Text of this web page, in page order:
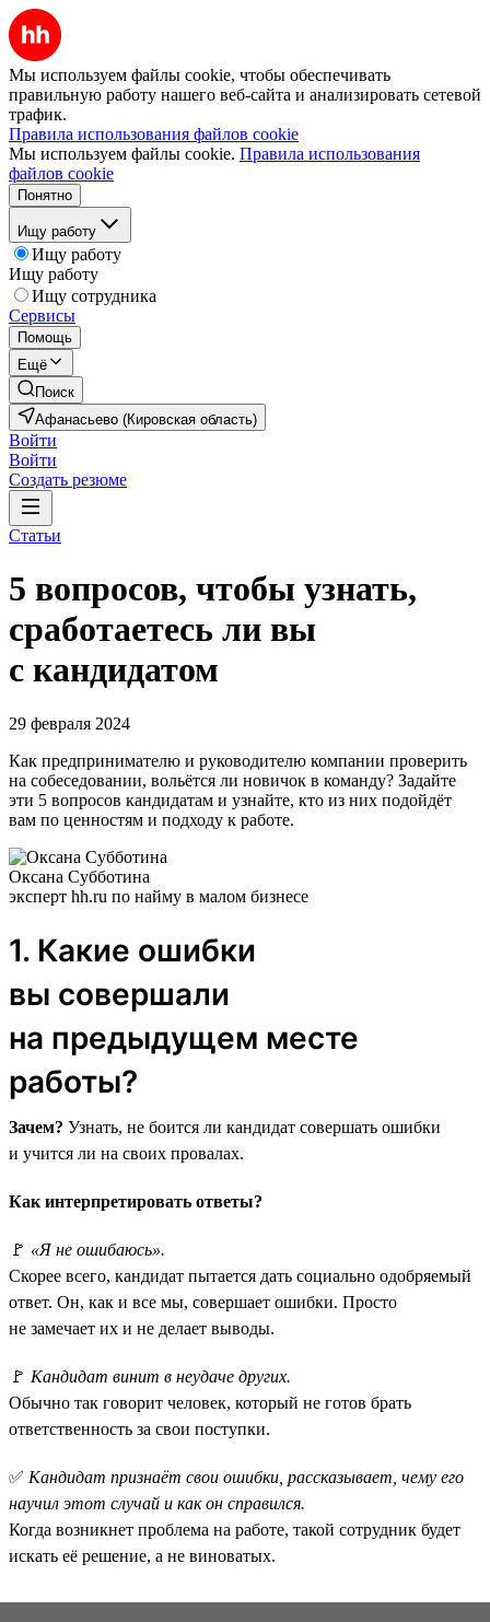
Мы используем файлы cookie, чтобы обеспечивать
правильную работу нашего веб-сайта и анализировать сетевой
трафик.
Правила использования файлов cookie
Мы используем файлы cookie. Правила использования
файлов cookie
Понятно
Ищу работу
Ищу работу
Ищу работу
Ищу сотрудника
Сервисы
Помощь
Ещё
Поиск
Афанасьево (Кировская область)
Войти
Войти
Создать резюме
Статьи
5 вопросов, чтобы узнать,
сработаетесь ли вы
с кандидатом
29 февраля 2024
Как предпринимателю и руководителю компании проверить
на собеседовании, вольётся ли новичок в команду? Задайте
эти 5 вопросов кандидатам и узнайте, кто из них подойдёт
вам по ценностям и подходу к работе.
Оксана Субботина
эксперт hh.ru по найму в малом бизнесе
1. Какие ошибки
вы совершали
на предыдущем месте
работы?
Зачем? Узнать, не боится ли кандидат совершать ошибки
и учится ли на своих провалах.
Как интерпретировать ответы?
🚩 «Я не ошибаюсь».
Скорее всего, кандидат пытается дать социально одобряемый
ответ. Он, как и все мы, совершает ошибки. Просто
не замечает их и не делает выводы.
🚩 Кандидат винит в неудаче других.
Обычно так говорит человек, который не готов брать
ответственность за свои поступки.
✅ Кандидат признаёт свои ошибки, рассказывает, чему его
научил этот случай и как он справился.
Когда возникнет проблема на работе, такой сотрудник будет
искать её решение, а не виноватых.